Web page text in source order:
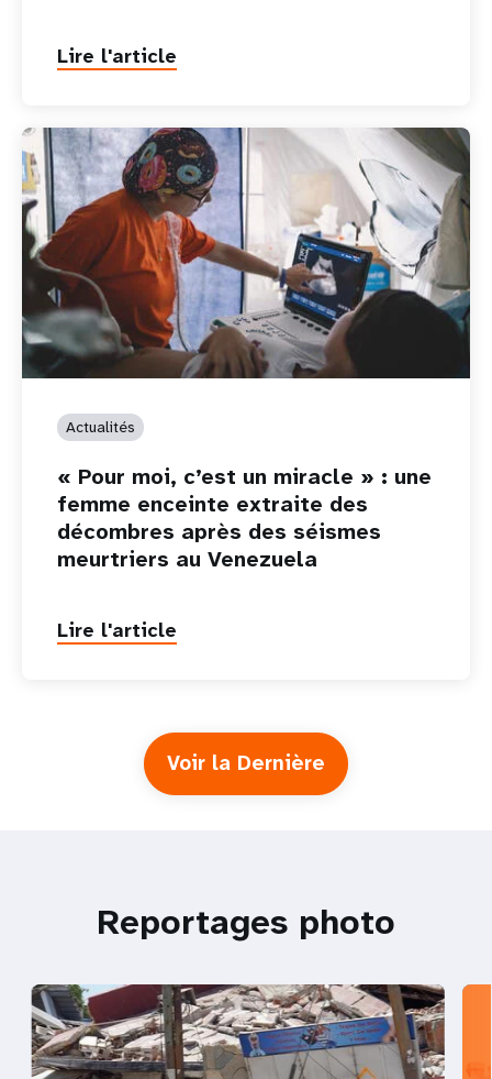
Lire l'article
Actualités
« Pour moi, c’est un miracle » : une
femme enceinte extraite des
décombres après des séismes
meurtriers au Venezuela
Lire l'article
Voir la Dernière
Reportages photo